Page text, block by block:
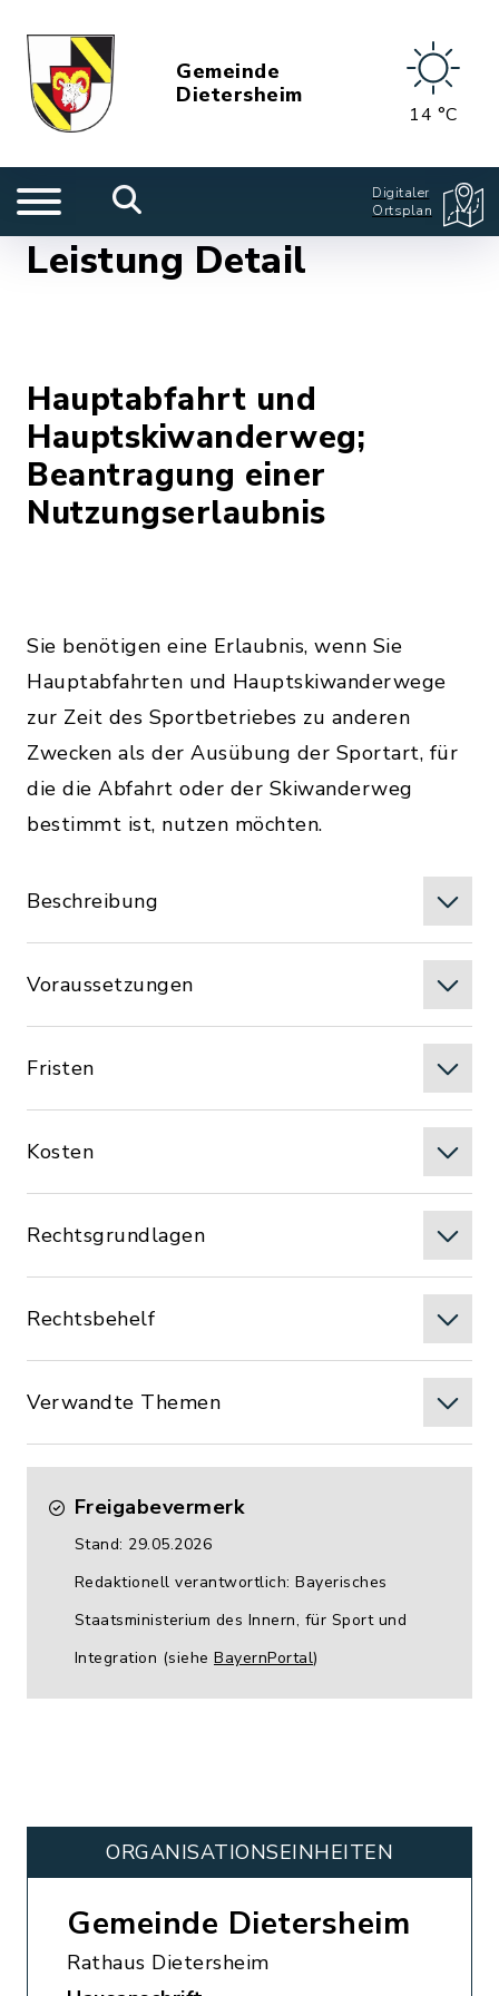
Gemeinde
Dietersheim
14 °C
Digitaler
Ortsplan
Leistung Detail
Hauptabfahrt und
Hauptskiwanderweg;
Beantragung einer
Nutzungserlaubnis
Sie benötigen eine Erlaubnis, wenn Sie
Hauptabfahrten und Hauptskiwanderwege
zur Zeit des Sportbetriebes zu anderen
Zwecken als der Ausübung der Sportart, für
die die Abfahrt oder der Skiwanderweg
bestimmt ist, nutzen möchten.
Beschreibung
Voraussetzungen
Fristen
Kosten
Rechtsgrundlagen
Rechtsbehelf
Verwandte Themen
Freigabevermerk
Stand: 29.05.2026
Redaktionell verantwortlich: Bayerisches
Staatsministerium des Innern, für Sport und
Integration (siehe BayernPortal)
ORGANISATIONS­EINHEITEN
Gemeinde Dietersheim
Rathaus Dietersheim